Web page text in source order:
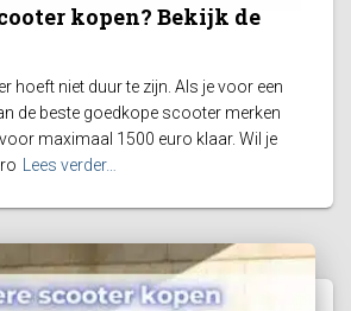
kopen? Bekijk de
hoeft niet duur te zijn. Als je voor een
de beste goedkope scooter merken
maximaal 1500 euro klaar. Wil je
Lees verder…